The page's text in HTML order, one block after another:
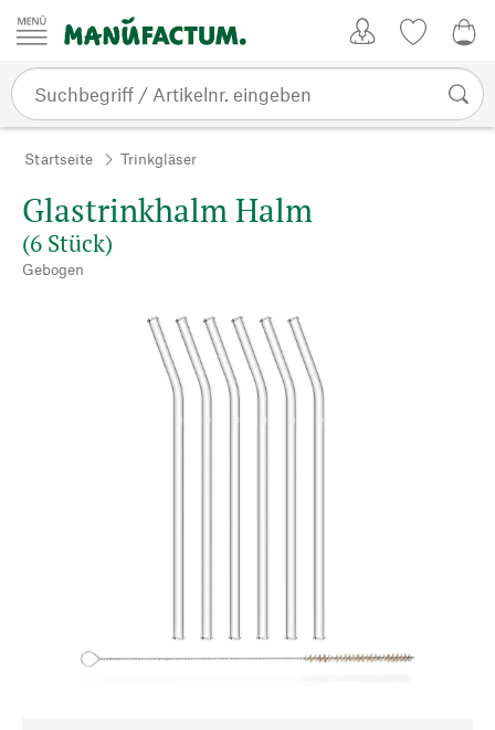
Zum Inhalt springen
Startseite Trinkgläser
Glastrinkhalm Halm
(6 Stück)
Gebogen